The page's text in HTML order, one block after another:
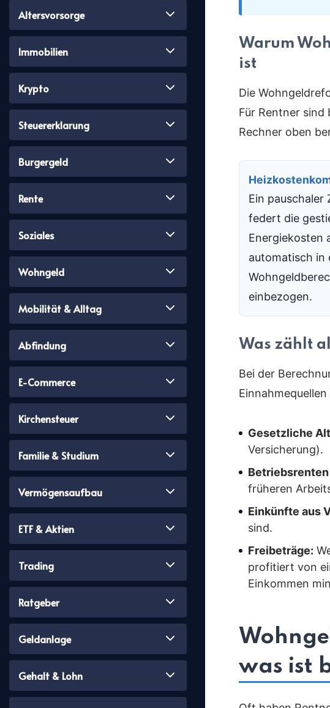
Altersvorsorge
Immobilien
Krypto
Steuererklarung
Burgergeld
Rente
Soziales
Wohngeld
Mobilität & Alltag
Abfindung
E-Commerce
Kirchensteuer
Familie & Studium
Vermögensaufbau
ETF & Aktien
Trading
Ratgeber
Geldanlage
Gehalt & Lohn
Warum
ist
Die
Für Rentner sind
Rechner oben
Ein pauschaler
federt die
Energiekosten
automatisch in
einbezogen.
Was zählt
Bei der
Gesetzliche
Versicherung).
Betriebsrenten
früheren
Einkünfte aus
sind.
Freibeträge:
profitiert von
Einkommen
was ist